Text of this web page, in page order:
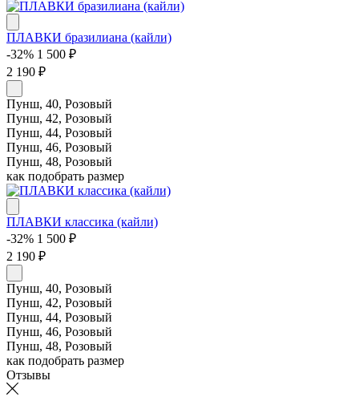
ПЛАВКИ бразилиана (кайли)
-32% 1 500 ₽
2 190 ₽
Пунш, 40, Розовый
Пунш, 42, Розовый
Пунш, 44, Розовый
Пунш, 46, Розовый
Пунш, 48, Розовый
как подобрать размер
ПЛАВКИ классика (кайли)
-32% 1 500 ₽
2 190 ₽
Пунш, 40, Розовый
Пунш, 42, Розовый
Пунш, 44, Розовый
Пунш, 46, Розовый
Пунш, 48, Розовый
как подобрать размер
Отзывы